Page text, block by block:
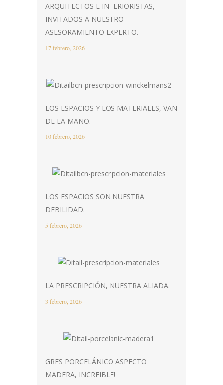
ARQUITECTOS E INTERIORISTAS,
INVITADOS A NUESTRO
ASESORAMIENTO EXPERTO.
17 febrero, 2026
LOS ESPACIOS Y LOS MATERIALES, VAN
DE LA MANO.
10 febrero, 2026
LOS ESPACIOS SON NUESTRA
DEBILIDAD.
5 febrero, 2026
LA PRESCRIPCIÓN, NUESTRA ALIADA.
3 febrero, 2026
GRES PORCELÁNICO ASPECTO
MADERA, INCREIBLE!